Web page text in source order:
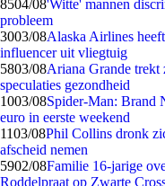
8504/08'Witte' mannen
probleem
3003/08Alaska Airlines
influencer uit vliegtuig
5803/08Ariana Grande trekt
speculaties gezondheid
1003/08Spider-Man: Brand
euro in eerste weekend
1103/08Phil Collins dronk
afscheid nemen
5902/08Familie 16-jarige
Roddelpraat op Zwarte